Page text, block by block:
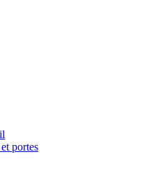
portes